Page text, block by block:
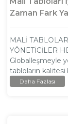
Zaman Fark
MALİ
YÖNETİCİLER
Globalleşmeyle
tabloların
Daha Fazlası